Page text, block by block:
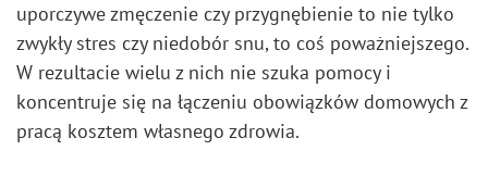
uporczywe zmęczenie czy przygnębienie to nie tylko
zwykły stres czy niedobór snu, to coś poważniejszego.
W rezultacie wielu z nich nie szuka pomocy i
koncentruje się na łączeniu obowiązków domowych z
pracą kosztem własnego zdrowia.